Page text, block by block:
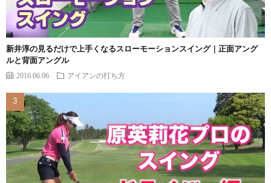
新井淳の見るだけで上手くなるスローモーションスイング｜正面アング
ルと背面アングル
2016.06.06 アイアンの打ち方